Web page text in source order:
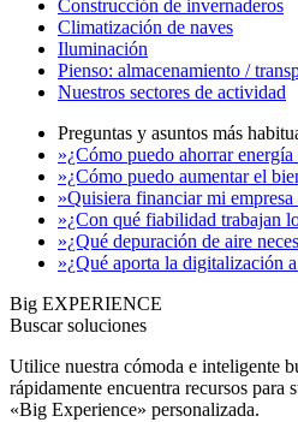
Construcción de invernaderos
Climatización de naves
Iluminación
Pienso: almacenamiento /
Nuestros sectores de actividad
Preguntas y asuntos más
»¿Cómo puedo ahorrar
»¿Cómo puedo aumentar el
»Quisiera financiar mi empresa
»¿Con qué fiabilidad trabajan
»¿Qué depuración de aire
»¿Qué aporta la digitalización
Big EXPERIENCE
Buscar soluciones
Utilice nuestra cómoda e inteligente
rápidamente encuentra recursos para
«Big Experience» personalizada.